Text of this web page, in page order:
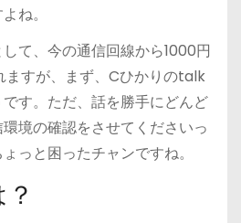
ね。
て、今の通信回線から1000円
ますが、まず、Cひかりのtalk
す。ただ、話を勝手にどんど
境の確認をさせてくださいっ
っと困ったチャンですね。